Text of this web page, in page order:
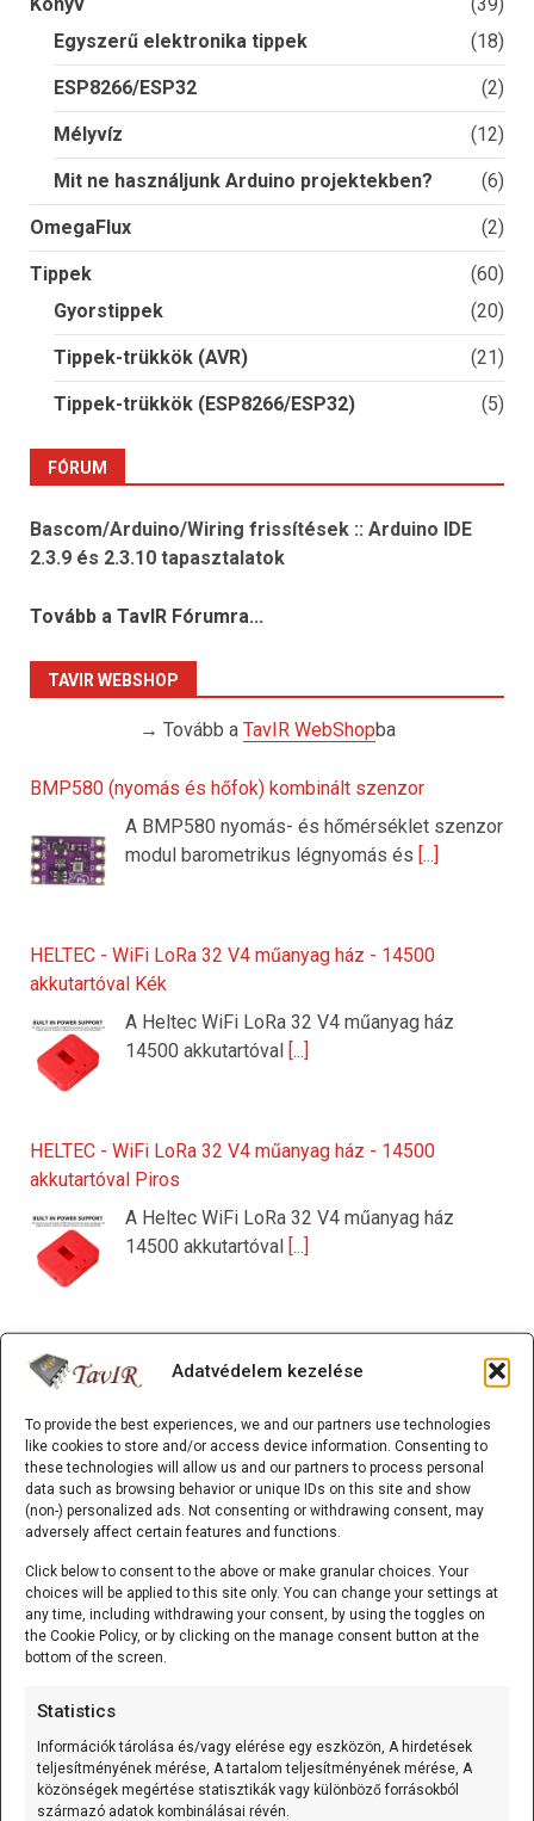
Adatvédelem kezelése
To provide the best experiences, we and our partners use technologies
like cookies to store and/or access device information. Consenting to
these technologies will allow us and our partners to process personal
data such as browsing behavior or unique IDs on this site and show
(non-) personalized ads. Not consenting or withdrawing consent, may
adversely affect certain features and functions.
Click below to consent to the above or make granular choices. Your
choices will be applied to this site only. You can change your settings at
any time, including withdrawing your consent, by using the toggles on
the Cookie Policy, or by clicking on the manage consent button at the
bottom of the screen.
Statistics
Információk tárolása és/vagy elérése egy eszközön, A hirdetések
teljesítményének mérése, A tartalom teljesítményének mérése, A
közönségek megértése statisztikák vagy különböző forrásokból
származó adatok kombinálásai révén.
Egyszerű elektronika tippek
(18)
ESP8266/ESP32 (2)
Mélyvíz (12)
Mit ne használjunk Arduino projektekben? (6)
OmegaFlux (2)
Tippek
(60)
Gyorstippek
(20)
Tippek-trükkök (AVR) (21)
Tippek-trükkök (ESP8266/ESP32) (5)
FÓRUM
Bascom/Arduino/Wiring frissítések :: Arduino IDE
2.3.9 és 2.3.10 tapasztalatok
Tovább a TavIR Fórumra...
TAVIR WEBSHOP
→ Tovább a TavIR WebShopba
BMP580 (nyomás és hőfok) kombinált szenzor
A BMP580 nyomás- és hőmérséklet szenzor
modul barometrikus légnyomás és [...]
HELTEC - WiFi LoRa 32 V4 műanyag ház - 14500
akkutartóval Kék
A Heltec WiFi LoRa 32 V4 műanyag ház
14500 akkutartóval [...]
HELTEC - WiFi LoRa 32 V4 műanyag ház - 14500
akkutartóval Piros
A Heltec WiFi LoRa 32 V4 műanyag ház
14500 akkutartóval [...]
akkutartóval Szürke
A Heltec WiFi LoRa 32 V4 műanyag ház
14500 akkutartóval[...]
Smart Home Starter Kit (ESP32; ACEBOTT)
Az Smart Home Starter Kit (ESP32) egy
ESP32 alapú okosotthon[...]
ESP32/D1 mini - ESP32-C3-MINI-1 WiFi/Bluetooth
alappanel
A ESP32/D1 mini - ESP32-C3-MINI-1
WiFi/Bluetooth alappanel olyan D1 mini